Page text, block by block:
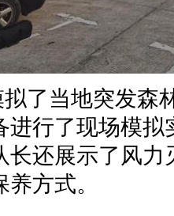
当地突发森
进行了现场模
长还展示了风
方式。